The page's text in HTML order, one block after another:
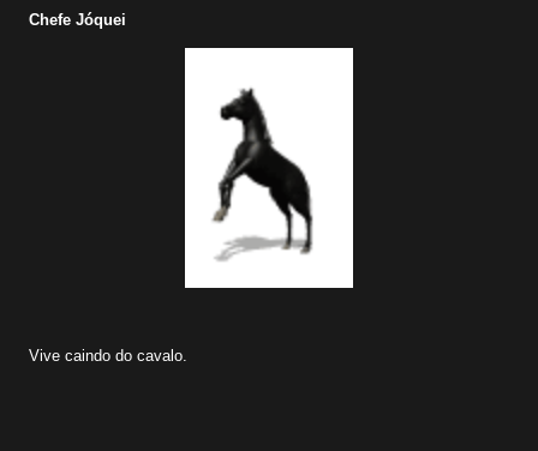
Chefe Jóquei
Vive caindo do cavalo.